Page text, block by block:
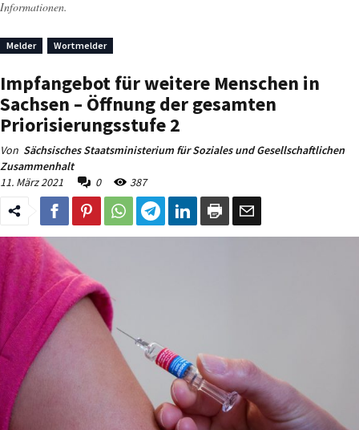
Informationen.
Melder Wortmelder
Impfangebot für weitere Menschen in
Sachsen – Öffnung der gesamten
Priorisierungsstufe 2
Von Sächsisches Staatsministerium für Soziales und Gesellschaftlichen
Zusammenhalt
11. März 2021
0 387